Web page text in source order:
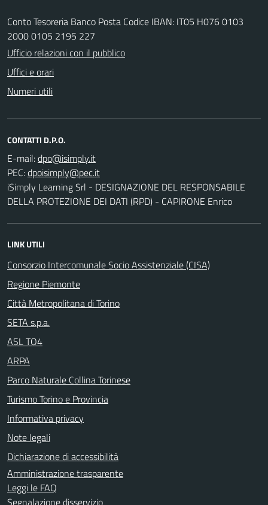
Conto Tesoreria Banco Posta Codice IBAN: IT05 H076 0103
2000 0105 2195 227
Ufficio relazioni con il pubblico
Uffici e orari
Numeri utili
CONTATTI D.P.O.
E-mail:
PEC:
iSimply Learning Srl - DESIGNAZIONE DEL RESPONSABILE
DELLA PROTEZIONE DEI DATI (RPD) - CAPIRONE Enrico
LINK UTILI
Consorzio Intercomunale Socio Assistenziale (CISA)
Regione Piemonte
Città Metropolitana di Torino
SETA s.p.a.
ASL TO4
ARPA
Parco Naturale Collina Torinese
Turismo Torino e Provincia
Informativa privacy
Note legali
Dichiarazione di accessibilità
Amministrazione trasparente
Leggi le FAQ
Segnalazione disservizio